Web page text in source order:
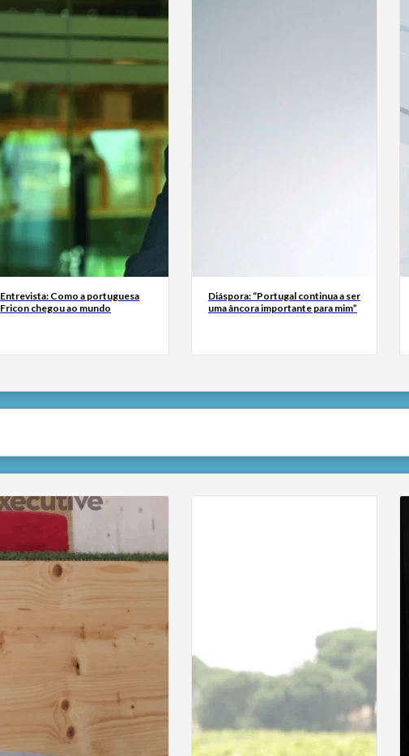
Entrevista: Como a portuguesa
Fricon chegou ao mundo
Diáspora: “Portugal continua a ser
uma âncora importante para mim”